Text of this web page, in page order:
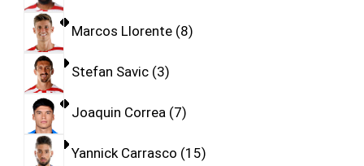
Marcos Llorente 8
Stefan Savic 3
Joaquin Correa 7
Yannick Carrasco 15